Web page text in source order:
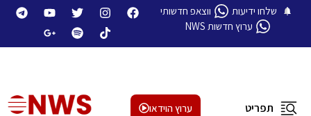
שלחו ידיעות
ווצאפ חדשותי
ערוץ חדשות NWS
תפריט ערוץ הוידאו